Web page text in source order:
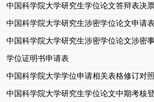
中国科学院大学研究生学位论文答辩表决
中国科学院大学研究生涉密学位论文申请表
中国科学院大学研究生涉密学位论文涉密
学位证明书申请表
中国科学院大学学位申请相关表格修订对
中国科学院大学研究生学位论文中期考核